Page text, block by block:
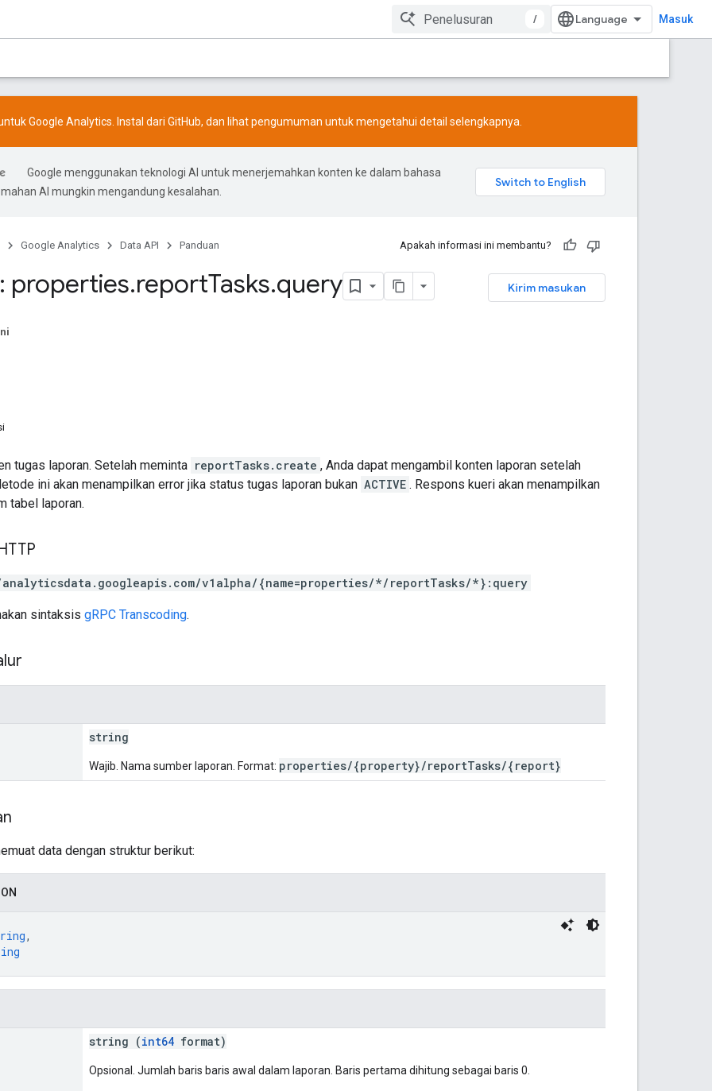
/ Masuk
Google Analytics. Instal dari GitHub, dan lihatpengumuman untuk mengetahui detail selengkapnya.
Google menggunakan teknologi AI untuk menerjemahkan konten ke dalam bahasa
AI mungkin mengandung kesalahan.
Google Analytics Data API Panduan Apakah informasi ini membantu?
Kirim masukan
properties.reportTasks.query
tugas laporan. Setelah meminta reportTasks.create , Anda dapat mengambil konten laporan setelah
ini akan menampilkan error jika status tugas laporan bukan ACTIVE . Respons kueri akan menampilkan
tabel laporan.
analyticsdata.googleapis.com/v1alpha/{name=properties/*/reportTasks/*}:query
sintaksis gRPC Transcoding.
string
Wajib. Nama sumber laporan. Format: properties/{property}/reportTasks/{report}
data dengan struktur berikut:
,
string (int64 format)
Opsional. Jumlah baris baris awal dalam laporan. Baris pertama dihitung sebagai baris 0.